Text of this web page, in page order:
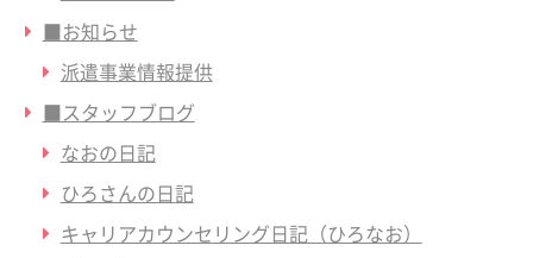
■お知らせ
派遣事業情報提供
■スタッフブログ
なおの日記
ひろさんの日記
キャリアカウンセリング日記（ひろなお）